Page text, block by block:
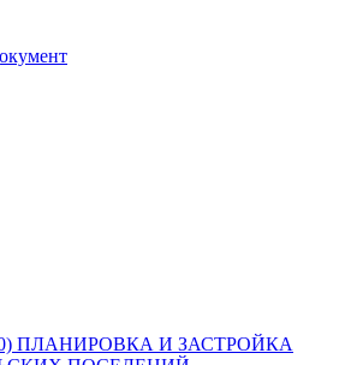
ПЛАНИРОВКА И ЗАСТРОЙКА